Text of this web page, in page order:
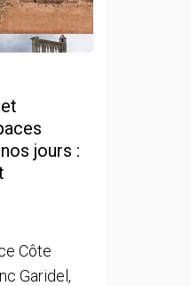
jours :
Côte
Garidel,